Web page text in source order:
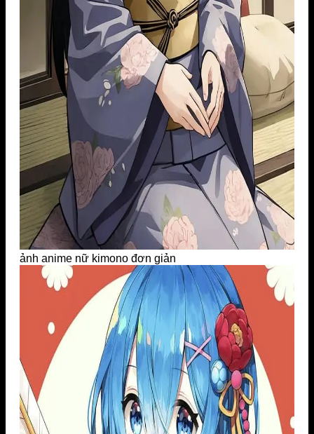
ảnh anime nữ kimono đơn giản